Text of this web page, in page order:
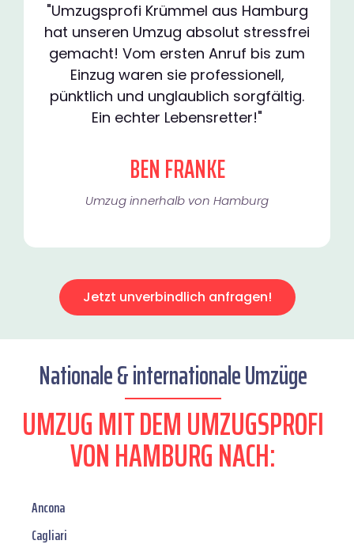
"Umzugsprofi Krümmel aus Hamburg
hat unseren Umzug absolut stressfrei
gemacht! Vom ersten Anruf bis zum
Einzug waren sie professionell,
pünktlich und unglaublich sorgfältig.
Ein echter Lebensretter!"
BEN FRANKE
Umzug innerhalb von Hamburg​
Jetzt unverbindlich anfragen!
Nationale & internationale Umzüge
UMZUG MIT DEM UMZUGSPROFI
VON HAMBURG NACH:
Ancona
Cagliari